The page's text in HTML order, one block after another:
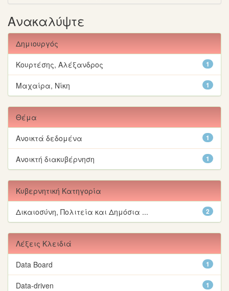
Ανακαλύψτε
Δημιουργός
1
Κουρτέσης, Αλέξανδρος
1
Μαχαίρα, Νίκη
Θέμα
1
Ανοικτά δεδομένα
1
Ανοικτή διακυβέρνηση
Κυβερνητική Κατηγορία
2
Δικαιοσύνη, Πολιτεία και Δημόσια ...
Λέξεις Κλειδιά
1
Data Board
1
Data-driven